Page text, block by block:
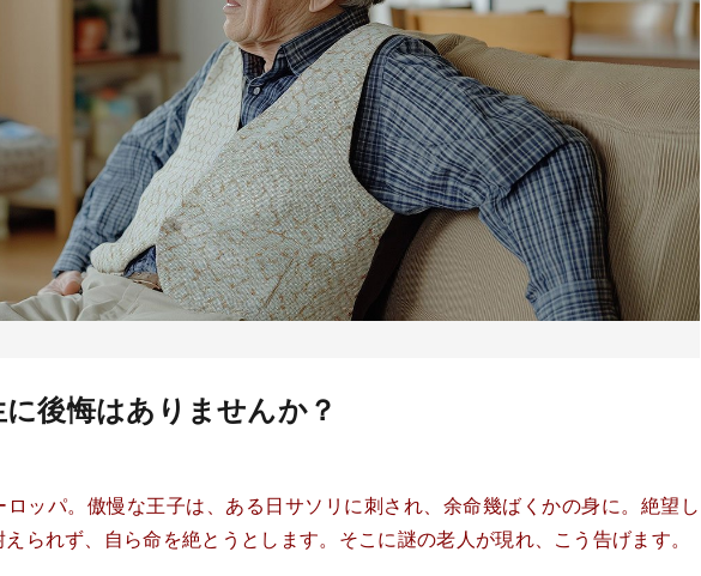
後悔はありませんか？
ッパ。傲慢な王子は、ある日サソリに刺され、余命幾ばくかの身に。絶望し
られず、自ら命を絶とうとします。そこに謎の老人が現れ、こう告げます。